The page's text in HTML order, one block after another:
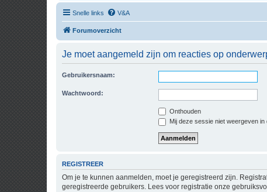
Snelle links V&A
Forumoverzicht
Je moet aangemeld zijn om reacties op
Gebruikersnaam:
Wachtwoord:
Onthouden
Mij deze sessie niet weergeven
REGISTREER
Om je te kunnen aanmelden, moet je geregistreerd zijn.
geregistreerde gebruikers. Lees voor registratie onze